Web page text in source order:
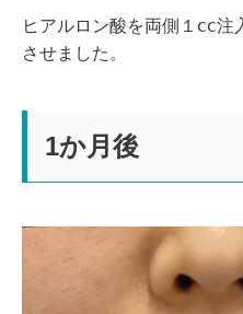
ヒアルロン酸を両側１ⅽⅽ注
させました。
1か月後